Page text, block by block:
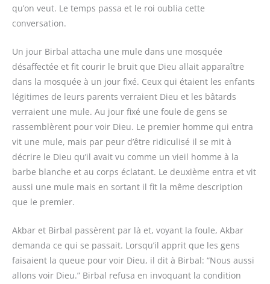
qu’on veut. Le temps passa et le roi oublia cette
conversation.
Un jour Birbal attacha une mule dans une mosquée
désaffectée et fit courir le bruit que Dieu allait apparaître
dans la mosquée à un jour fixé. Ceux qui étaient les enfants
légitimes de leurs parents verraient Dieu et les bâtards
verraient une mule. Au jour fixé une foule de gens se
rassemblèrent pour voir Dieu. Le premier homme qui entra
vit une mule, mais par peur d’être ridiculisé il se mit à
décrire le Dieu qu’il avait vu comme un vieil homme à la
barbe blanche et au corps éclatant. Le deuxième entra et vit
aussi une mule mais en sortant il fit la même description
que le premier.
Akbar et Birbal passèrent par là et, voyant la foule, Akbar
demanda ce qui se passait. Lorsqu’il apprit que les gens
faisaient la queue pour voir Dieu, il dit à Birbal: “Nous aussi
allons voir Dieu.” Birbal refusa en invoquant la condition